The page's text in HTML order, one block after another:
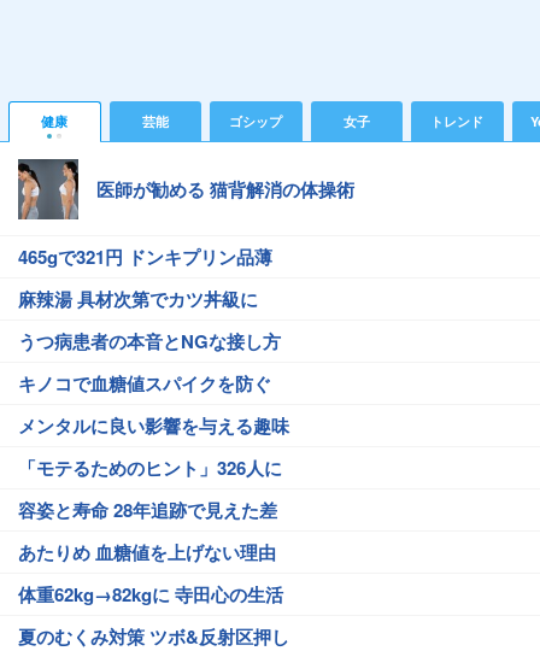
健康 芸能 ゴシップ 女子 トレンド
医師が勧める 猫背解消の体操術
465gで321円 ドンキプリン品薄
麻辣湯 具材次第でカツ丼級に
うつ病患者の本音とNGな接し方
キノコで血糖値スパイクを防ぐ
メンタルに良い影響を与える趣味
「モテるためのヒント」326人に
容姿と寿命 28年追跡で見えた差
あたりめ 血糖値を上げない理由
体重62kg→82kgに 寺田心の生活
夏のむくみ対策 ツボ&反射区押し